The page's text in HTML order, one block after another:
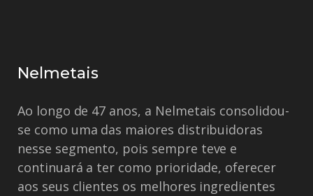
Nelmetais
Ao longo de 47 anos, a Nelmetais consolidou-
se como uma das maiores distribuidoras
nesse segmento, pois sempre teve e
continuará a ter como prioridade, oferecer
aos seus clientes os melhores ingredientes